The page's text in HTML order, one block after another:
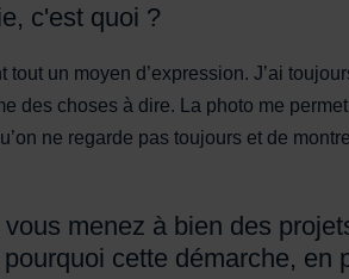
c'est quoi ?
un moyen d’expression. J’ai
des choses à dire. La photo me
ne regarde pas toujours et de
menez à bien des
cette démarche, en